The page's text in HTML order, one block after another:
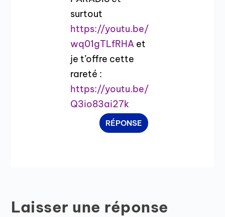
surtout
https://youtu.be/
wq01gTLfRHA et
je t’offre cette
rareté :
https://youtu.be/
Q3io83ai27k
RÉPONSE
Laisser une réponse